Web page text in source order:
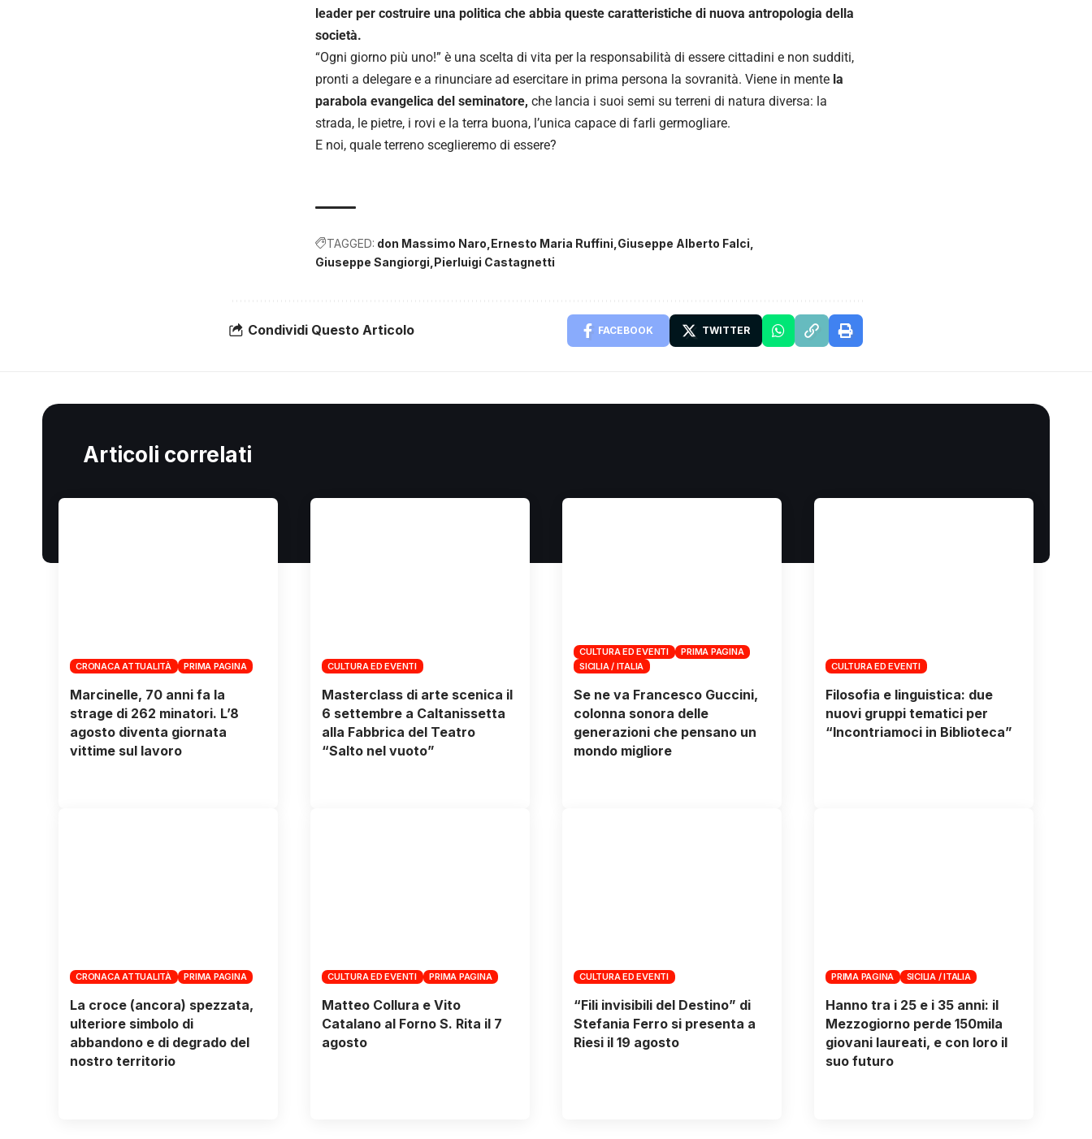
leader per costruire una politica che abbia queste caratteristiche di nuova antropologia della
società.
“Ogni giorno più uno!” è una scelta di vita per la responsabilità di essere cittadini e non sudditi,
pronti a delegare e a rinunciare ad esercitare in prima persona la sovranità. Viene in mente la
parabola evangelica del seminatore, che lancia i suoi semi su terreni di natura diversa: la
strada, le pietre, i rovi e la terra buona, l’unica capace di farli germogliare.
E noi, quale terreno sceglieremo di essere?
TAGGED: don Massimo Naro Ernesto Maria Ruffini Giuseppe Alberto Falci
Giuseppe Sangiorgi Pierluigi Castagnetti
Condividi Questo Articolo FACEBOOK TWITTER
Articoli correlati
CRONACA ATTUALITÀ PRIMA PAGINA
Marcinelle, 70 anni fa la
strage di 262 minatori. L’8
agosto diventa giornata
vittime sul lavoro
CULTURA ED EVENTI
Masterclass di arte scenica il
6 settembre a Caltanissetta
alla Fabbrica del Teatro
“Salto nel vuoto”
CULTURA ED EVENTI
PRIMA PAGINA
SICILIA / ITALIA
Se ne va Francesco Guccini,
colonna sonora delle
generazioni che pensano un
mondo migliore
CULTURA ED EVENTI
Filosofia e linguistica: due
nuovi gruppi tematici per
“Incontriamoci in Biblioteca”
CRONACA ATTUALITÀ PRIMA PAGINA
La croce (ancora) spezzata,
ulteriore simbolo di
abbandono e di degrado del
nostro territorio
CULTURA ED EVENTI PRIMA PAGINA
Matteo Collura e Vito
Catalano al Forno S. Rita il 7
agosto
CULTURA ED EVENTI
“Fili invisibili del Destino” di
Stefania Ferro si presenta a
Riesi il 19 agosto
PRIMA PAGINA SICILIA / ITALIA
Hanno tra i 25 e i 35 anni: il
Mezzogiorno perde 150mila
giovani laureati, e con loro il
suo futuro